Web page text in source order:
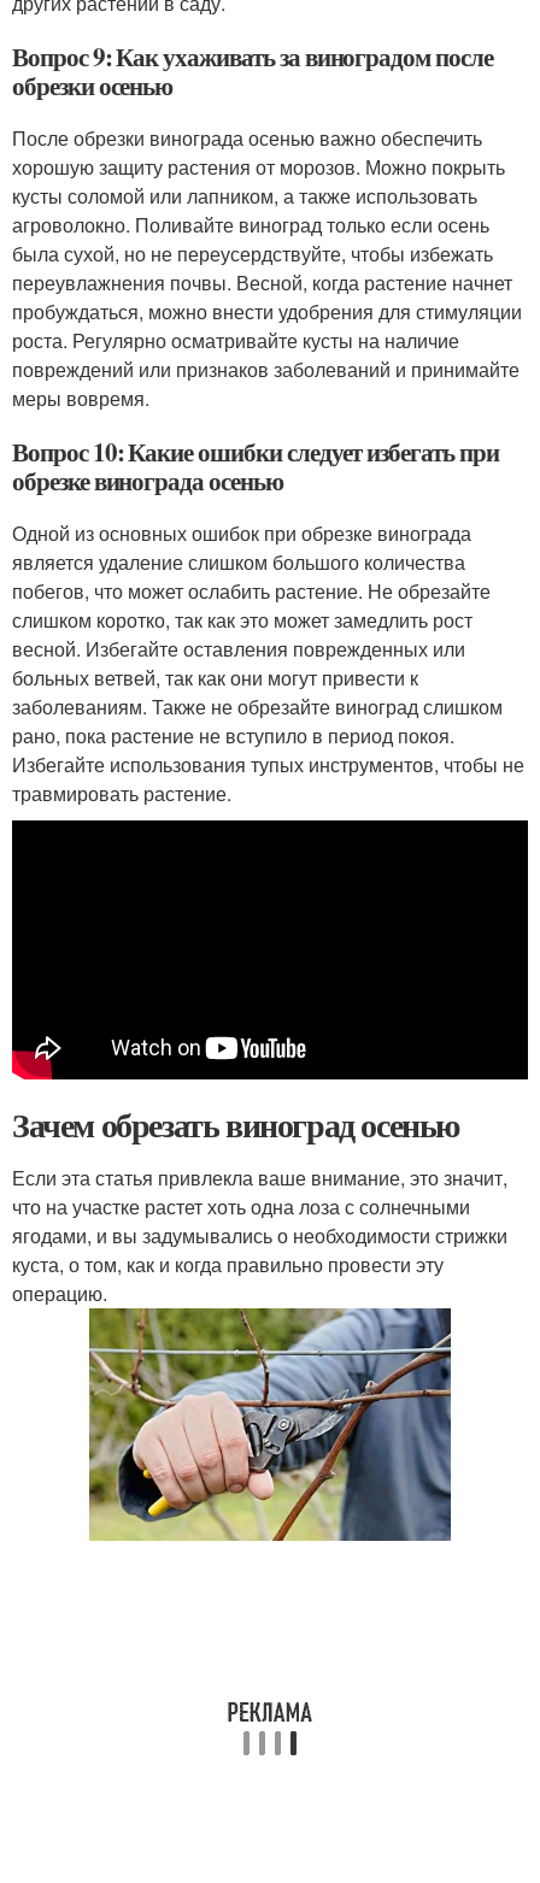
Вопрос 9: Как ухаживать за виноградом после
обрезки осенью
После обрезки винограда осенью важно обеспечить
хорошую защиту растения от морозов. Можно покрыть
кусты соломой или лапником, а также использовать
агроволокно. Поливайте виноград только если осень
была сухой, но не переусердствуйте, чтобы избежать
переувлажнения почвы. Весной, когда растение начнет
пробуждаться, можно внести удобрения для стимуляции
роста. Регулярно осматривайте кусты на наличие
повреждений или признаков заболеваний и принимайте
меры вовремя.
Вопрос 10: Какие ошибки следует избегать при
обрезке винограда осенью
Одной из основных ошибок при обрезке винограда
является удаление слишком большого количества
побегов, что может ослабить растение. Не обрезайте
слишком коротко, так как это может замедлить рост
весной. Избегайте оставления поврежденных или
больных ветвей, так как они могут привести к
заболеваниям. Также не обрезайте виноград слишком
рано, пока растение не вступило в период покоя.
Избегайте использования тупых инструментов, чтобы не
травмировать растение.
Зачем обрезать виноград осенью
Если эта статья привлекла ваше внимание, это значит,
что на участке растет хоть одна лоза с солнечными
ягодами, и вы задумывались о необходимости стрижки
куста, о том, как и когда правильно провести эту
операцию.